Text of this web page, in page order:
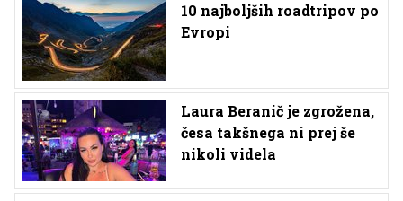
10 najboljših roadtripov po
Evropi
Laura Beranič je zgrožena,
česa takšnega ni prej še
nikoli videla